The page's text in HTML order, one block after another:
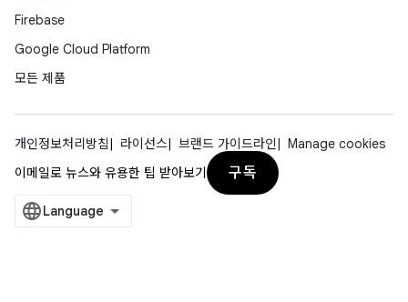
Firebase
Google Cloud Platform
모든 제품
개인정보처리방침 라이선스 브랜드 가이드라인
Manage cookies
이메일로 뉴스와 유용한 팁 받아보기
구독